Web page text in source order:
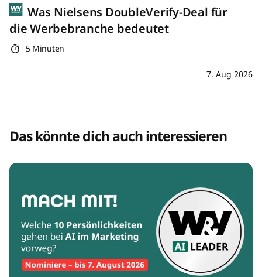
Was Nielsens DoubleVerify-Deal für
die Werbebranche bedeutet
5 Minuten
7. Aug 2026
Das könnte dich auch interessieren